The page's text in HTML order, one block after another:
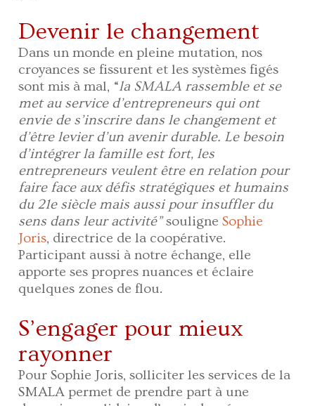
Devenir le changement
Dans un monde en pleine mutation, nos
croyances se fissurent et les systèmes figés
sont mis à mal, “la SMALA rassemble et se
met au service d’entrepreneurs qui ont
envie de s’inscrire dans le changement et
d’être levier d’un avenir durable. Le besoin
d’intégrer la famille est fort, les
entrepreneurs veulent être en relation pour
faire face aux défis stratégiques et humains
du 21e siècle mais aussi pour insuffler du
sens dans leur activité”souligneSophie
Joris, directrice de la coopérative.
Participant aussi à notre échange, elle
apporte ses propres nuances et éclaire
quelques zones de flou.
S’engager pour mieux
rayonner
Pour Sophie Joris, solliciter les services de la
SMALA permet de prendre part à une